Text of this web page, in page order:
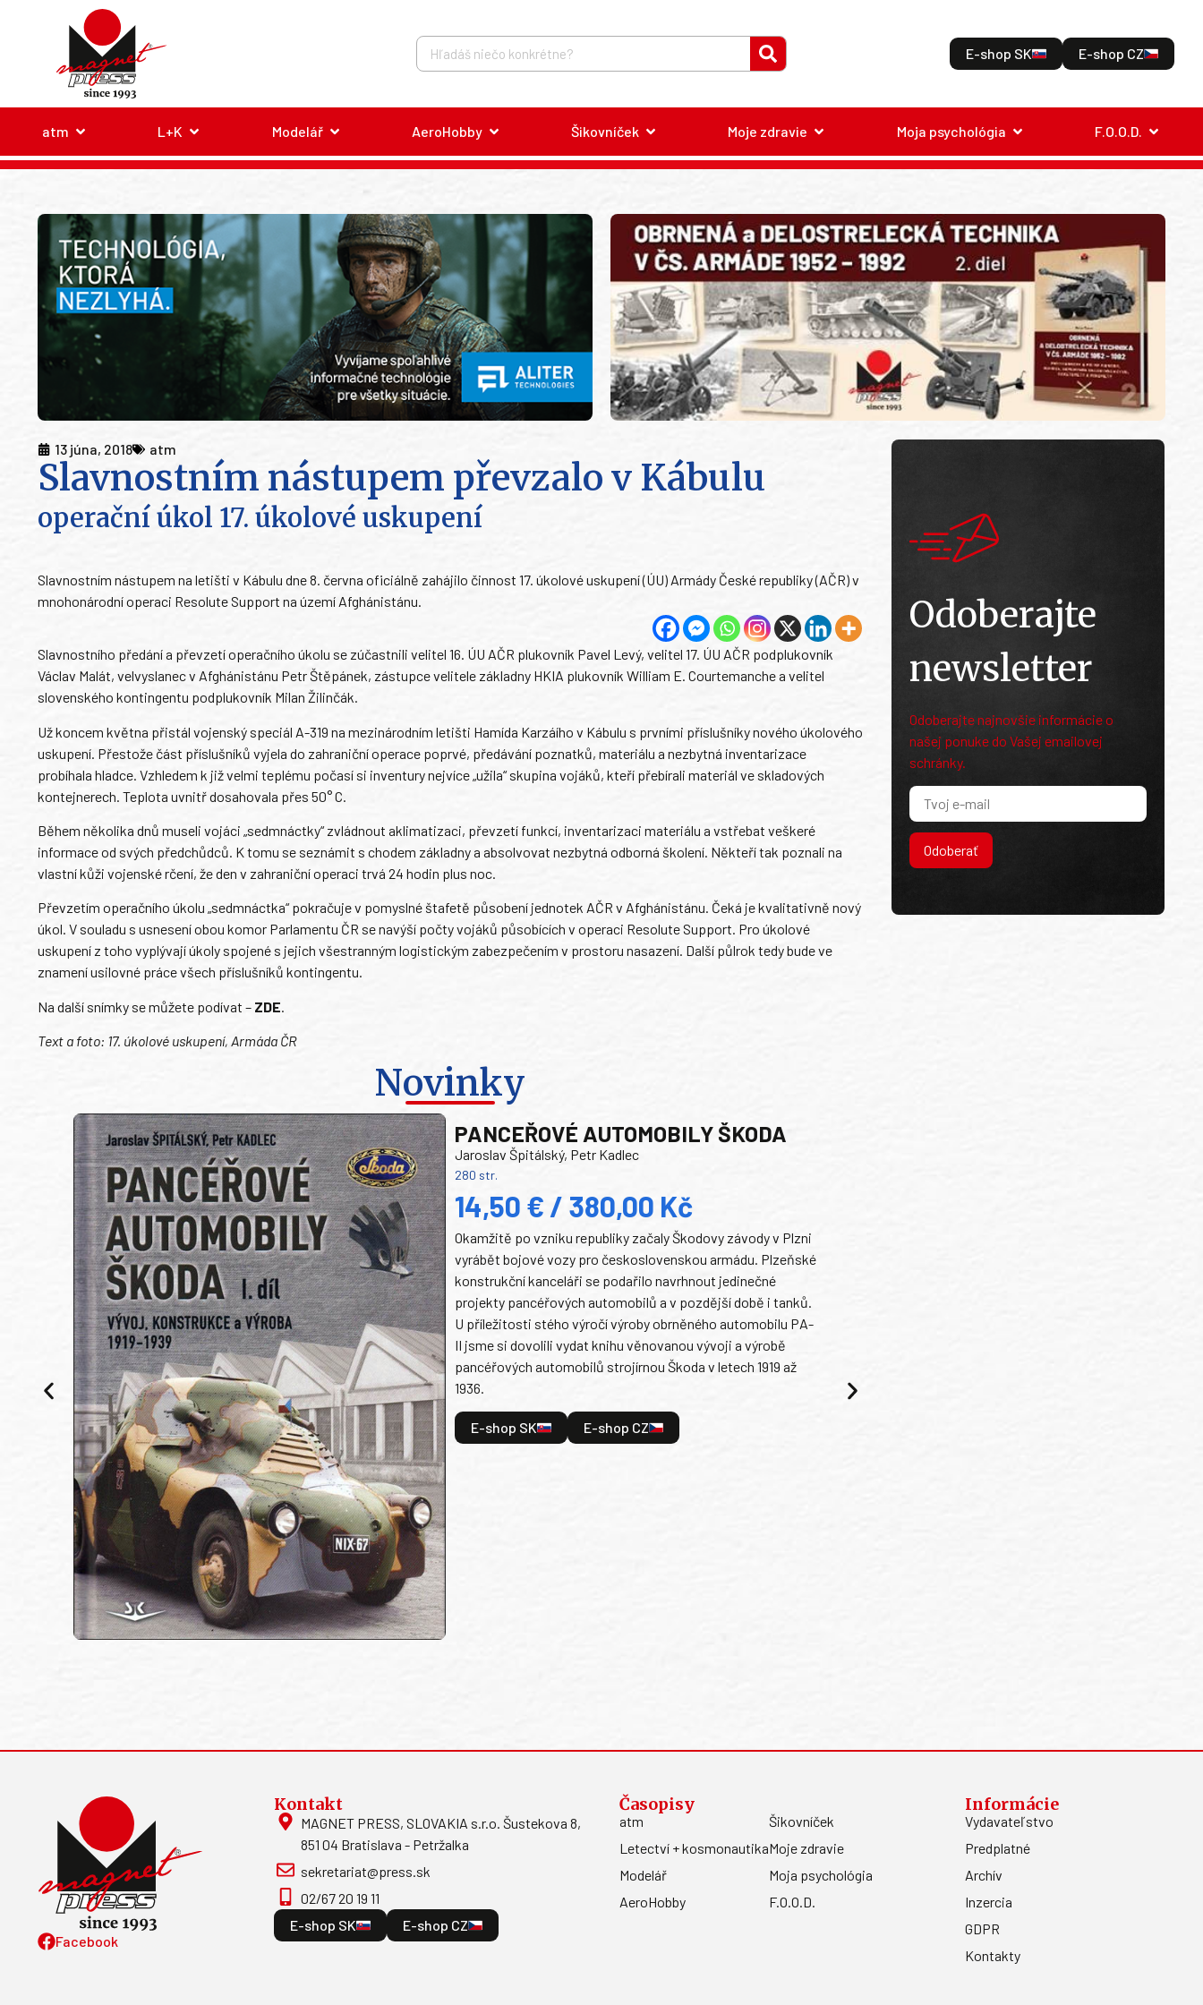
E-shop SK E-shop CZ
atm L+K Modelář AeroHobby Šikovníček Moje zdravie Moja psychológia F.O.O.D.
13 júna, 2018 atm
Slavnostním nástupem převzalo v Kábulu
operační úkol 17. úkolové uskupení
Slavnostním nástupem na letišti v Kábulu dne 8. června oficiálně zahájilo činnost 17. úkolové uskupení (ÚU) Armády České republiky (AČR) v
mnohonárodní operaci Resolute Support na území Afghánistánu.
Slavnostního předání a převzetí operačního úkolu se zúčastnili velitel 16. ÚU AČR plukovník Pavel Levý, velitel 17. ÚU AČR podplukovník
Václav Malát, velvyslanec v Afghánistánu Petr Štěpánek, zástupce velitele základny HKIA plukovník William E. Courtemanche a velitel
slovenského kontingentu podplukovník Milan Žilinčák.
Už koncem května přistál vojenský speciál A-319 na mezinárodním letišti Hamída Karzáího v Kábulu s prvními příslušníky nového úkolového
uskupení. Přestože část příslušníků vyjela do zahraniční operace poprvé, předávání poznatků, materiálu a nezbytná inventarizace
probíhala hladce. Vzhledem k již velmi teplému počasí si inventury nejvíce „užila“ skupina vojáků, kteří přebírali materiál ve skladových
kontejnerech. Teplota uvnitř dosahovala přes 50° C.
Během několika dnů museli vojáci „sedmnáctky“ zvládnout aklimatizaci, převzetí funkcí, inventarizaci materiálu a vstřebat veškeré
informace od svých předchůdců. K tomu se seznámit s chodem základny a absolvovat nezbytná odborná školení. Někteří tak poznali na
vlastní kůži vojenské rčení, že den v zahraniční operaci trvá 24 hodin plus noc.
Převzetím operačního úkolu „sedmnáctka“ pokračuje v pomyslné štafetě působení jednotek AČR v Afghánistánu. Čeká je kvalitativně nový
úkol. V souladu s usnesení obou komor Parlamentu ČR se navýší počty vojáků působících v operaci Resolute Support. Pro úkolové
uskupení z toho vyplývají úkoly spojené s jejich všestranným logistickým zabezpečením v prostoru nasazení. Další půlrok tedy bude ve
znamení usilovné práce všech příslušníků kontingentu.
Na další snímky se můžete podívat – ZDE
Text a foto: 17. úkolové uskupení, Armáda ČR
Novinky
PANCEŘOVÉ AUTOMOBILY ŠKODA
Jaroslav Špitálský, Petr Kadlec
280 str.
14,50 € / 380,00 Kč
Okamžitě po vzniku republiky začaly Škodovy závody v Plzni
vyrábět bojové vozy pro československou armádu. Plzeňské
konstrukční kanceláři se podařilo navrhnout jedinečné
projekty pancéřových automobilů a v pozdější době i tanků.
U příležitosti stého výročí výroby obrněného automobilu PA-
II jsme si dovolili vydat knihu věnovanou vývoji a výrobě
pancéřových automobilů strojírnou Škoda v letech 1919 až
1936.
E-shop SK E-shop CZ
Odoberajte
newsletter
Odoberajte najnovšie informácie o
našej ponuke do Vašej emailovej
schránky.
Odoberať
Facebook
Kontakt
MAGNET PRESS, SLOVAKIA s.r.o. Šustekova 8,
851 04 Bratislava - Petržalka
sekretariat@press.sk
02/67 20 19 11
E-shop SK
E-shop CZ
Časopisy
atm
Letectví + kosmonautika
Modelář
AeroHobby
Šikovníček
Moje zdravie
Moja psychológia
F.O.O.D.
Informácie
Vydavateľstvo
Predplatné
Archív
Inzercia
GDPR
Kontakty